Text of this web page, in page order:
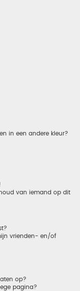
in een andere kleur?
van iemand op dit
vrienden- en/of
op?
pagina?